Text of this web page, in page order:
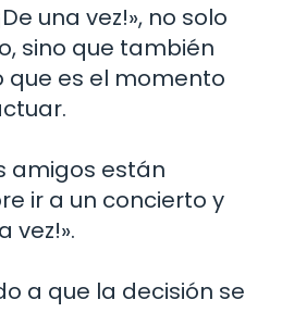
una vez!», no solo
sino que también
que es el momento
amigos están
ir a un concierto y
vez!».
a que la decisión se